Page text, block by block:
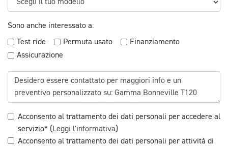
Sono anche interessato a:
Test ride
Permuta usato
Finanziamento
Assicurazione
Acconsento al trattamento dei dati personali per accedere al
servizio* (Leggi l'informativa)
Acconsento al trattamento dei dati personali per attività di